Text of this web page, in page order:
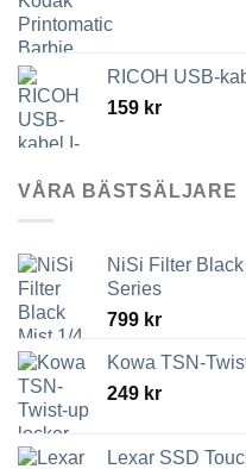
RICOH USB-
159 kr
VÅRA BÄSTSÄLJARE
NiSi Filter
Series
799 kr
Kowa TSN-
249 kr
Lexar SSD